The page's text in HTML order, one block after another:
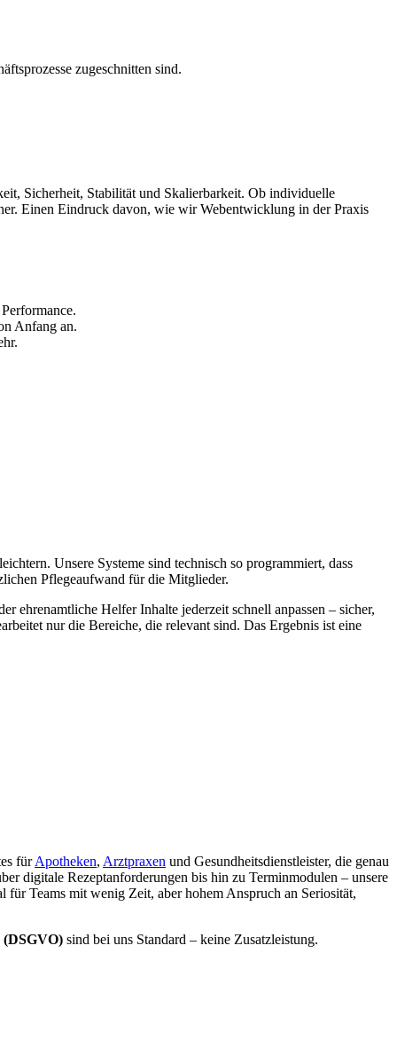
zugeschnitten sind.
Sicherheit, Stabilität und Skalierbarkeit. Ob individuelle
Einen Eindruck davon, wie wir Webentwicklung in der Praxis
Anfang an.
Unsere Systeme sind technisch so programmiert, dass
Pflegeaufwand für die Mitglieder.
ehrenamtliche Helfer Inhalte jederzeit schnell anpassen – sicher,
nur die Bereiche, die relevant sind. Das Ergebnis ist eine
fürApotheken, Arztpraxen und Gesundheitsdienstleister, die genau
digitale Rezeptanforderungen bis hin zu Terminmodulen – unsere
Teams mit wenig Zeit, aber hohem Anspruch an Seriosität,
sind bei uns Standard – keine Zusatzleistung.